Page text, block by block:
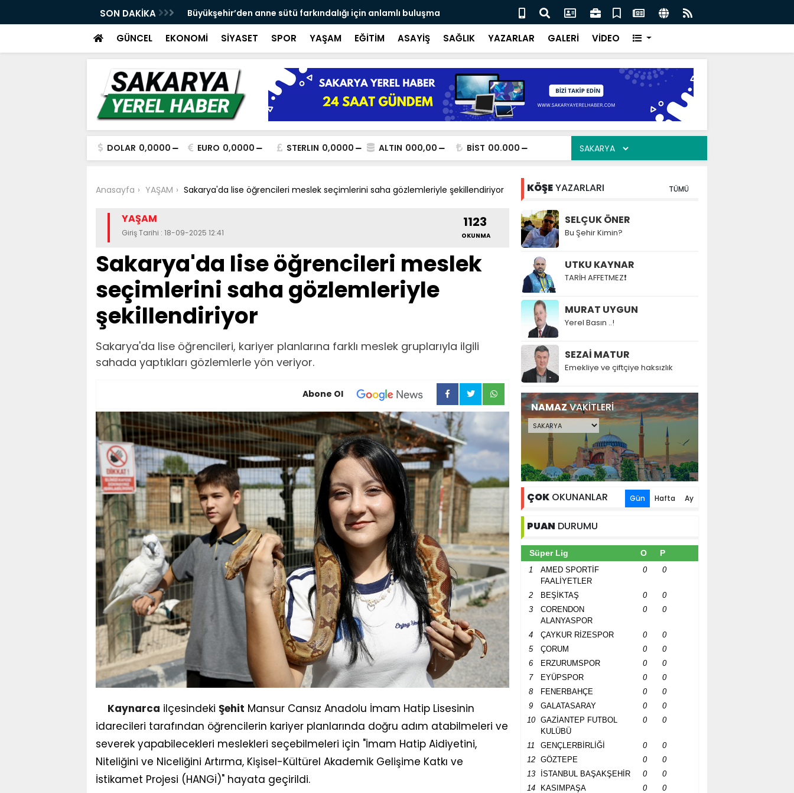
SON DAKİKA
ve spor yatırımlarını hayata geçirmeye Büyükşehir’den anne sütü farkındalığı için anlamlı buluşma Ateş savaşçılarının zamana karşı yarışı faciaların önüne geçti
GÜNCEL EKONOMİ SİYASET SPOR YAŞAM EĞİTİM ASAYİŞ SAĞLIK YAZARLAR GALERİ VİDEO
DOLAR 0,0000 EURO 0,0000 STERLIN 0,0000 ALTIN 000,00 BİST 00.000
Anasayfa YAŞAM Sakarya'da lise öğrencileri meslek seçimlerini saha gözlemleriyle şekillendiriyor
YAŞAM
Giriş Tarihi : 18-09-2025 12:41
1123
OKUNMA
Sakarya'da lise öğrencileri meslek
seçimlerini saha gözlemleriyle
şekillendiriyor
Sakarya'da lise öğrencileri, kariyer planlarına farklı meslek gruplarıyla ilgili
sahada yaptıkları gözlemlerle yön veriyor.
Abone Ol
Kaynarca ilçesindeki Şehit Mansur Cansız Anadolu İmam Hatip Lisesinin
idarecileri tarafından öğrencilerin kariyer planlarında doğru adım atabilmeleri ve
severek yapabilecekleri meslekleri seçebilmeleri için "İmam Hatip Aidiyetini,
Niteliğini ve Niceliğini Artırma, Kişisel-Kültürel Akademik Gelişime Katkı ve
İstikamet Projesi (HANGİ)" hayata geçirildi.
KÖŞEYAZARLARI TÜMÜ
SELÇUK ÖNER
Bu Şehir Kimin?
UTKU KAYNAR
TARİH AFFETMEZ❗
MURAT UYGUN
Yerel Basın ..!
SEZAİ MATUR
Emekliye ve çiftçiye haksızlık
NAMAZVAKİTLERİ
ÇOK OKUNANLAR Gün Hafta Ay
PUAN DURUMU
Süper Lig O P
1
AMED SPORTİF
FAALİYETLER
0 0
2 BEŞİKTAŞ 0
0
3
CORENDON
ALANYASPOR
0 0
4 ÇAYKUR RİZESPOR 0
0
5
ÇORUM 0
0
6
ERZURUMSPOR 0
0
7
EYÜPSPOR 0
0
8
FENERBAHÇE 0
0
9
GALATASARAY 0
0
10
GAZİANTEP FUTBOL
KULÜBÜ
0 0
11 GENÇLERBİRLİĞİ 0
0
12
GÖZTEPE 0
0
13
İSTANBUL BAŞAKŞEHİR 0
0
14
KASIMPAŞA 0
0